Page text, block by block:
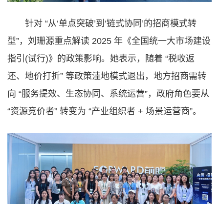
针对 “从‘单点突破’到‘链式协同’的招商模式转
型”，刘珊源重点解读 2025 年《全国统一大市场建设
指引(试行)》的政策影响。她表示，随着 “税收返
还、地价打折” 等政策洼地模式退出，地方招商需转
向 “服务提效、生态协同、系统运营”，政府角色要从
“资源竞价者” 转变为 “产业组织者 + 场景运营商”。